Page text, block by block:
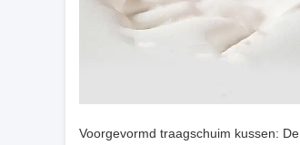
Voorgevormd traagschuim kussen: De